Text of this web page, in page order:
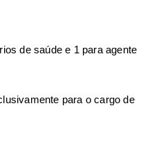
de saúde e 1 para agente
para o cargo de